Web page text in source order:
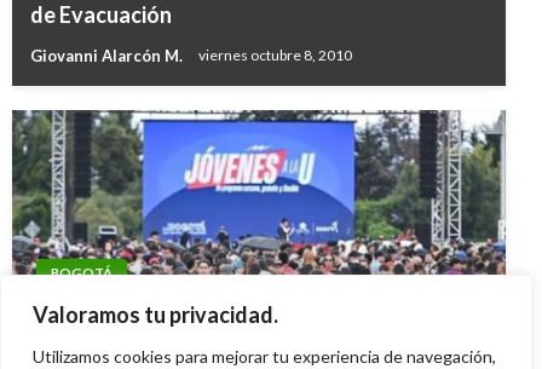
Valoramos tu privacidad.
Utilizamos cookies para mejorar tu experiencia de navegación,
de Evacuación
Giovanni Alarcón M. viernes octubre 8, 2010
BOGOTÁ
36.000 becas fueron entregadas por el